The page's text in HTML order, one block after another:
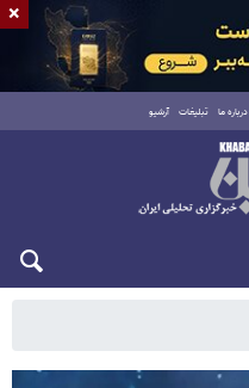
درباره ما تبلیغات آرشیو
×